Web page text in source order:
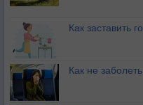
Как заставить
Как не